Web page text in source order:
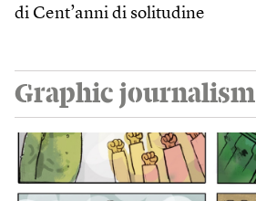
di Cent’anni di solitudine
Graphic journalism